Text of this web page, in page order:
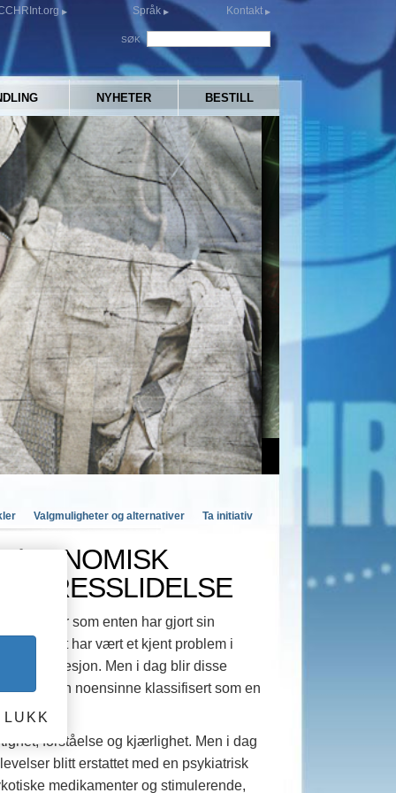
Språk Kontakt
SØK
NYHETER BESTILL
Ta initiativ
Valgmuligheter og alternativer
STRESSLIDELSE
kvinner som enten har gjort sin
Det har vært et kjent problem i
og depresjon. Men i dag blir disse
mer enn noensinne klassifisert som en
forståelse og kjærlighet. Men i dag
blitt erstattet med en psykiatrisk
medikamenter og stimulerende,
LUKK